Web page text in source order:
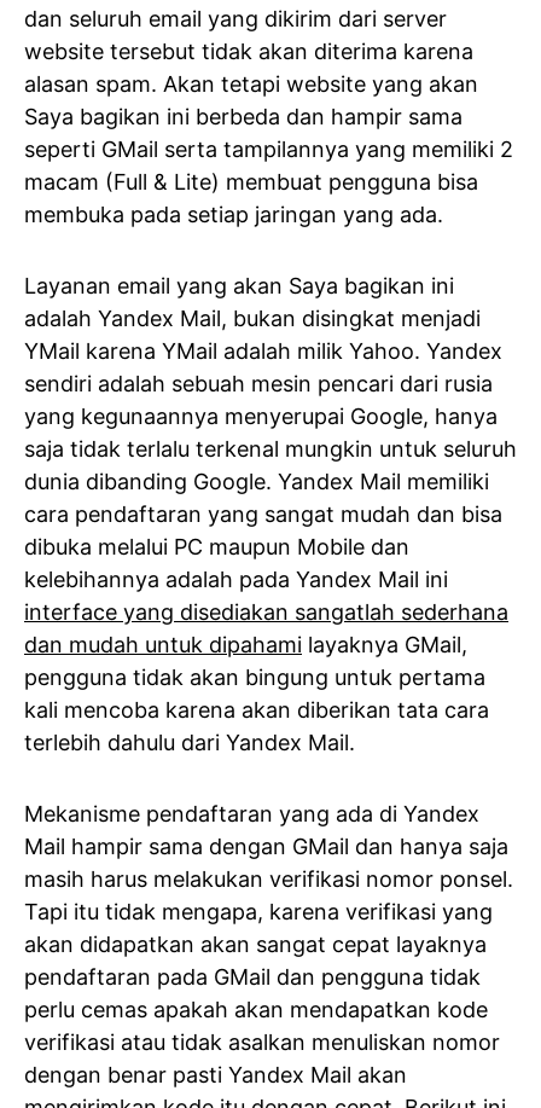
dan seluruh email yang dikirim dari server
website tersebut tidak akan diterima karena
alasan spam. Akan tetapi website yang akan
Saya bagikan ini berbeda dan hampir sama
seperti GMail serta tampilannya yang memiliki 2
macam (Full & Lite) membuat pengguna bisa
membuka pada setiap jaringan yang ada.
Layanan email yang akan Saya bagikan ini
adalah Yandex Mail, bukan disingkat menjadi
YMail karena YMail adalah milik Yahoo. Yandex
sendiri adalah sebuah mesin pencari dari rusia
yang kegunaannya menyerupai Google, hanya
saja tidak terlalu terkenal mungkin untuk seluruh
dunia dibanding Google. Yandex Mail memiliki
cara pendaftaran yang sangat mudah dan bisa
dibuka melalui PC maupun Mobile dan
kelebihannya adalah pada Yandex Mail ini
interface yang disediakan sangatlah sederhana
dan mudah untuk dipahami layaknya GMail,
pengguna tidak akan bingung untuk pertama
kali mencoba karena akan diberikan tata cara
terlebih dahulu dari Yandex Mail.
Mekanisme pendaftaran yang ada di Yandex
Mail hampir sama dengan GMail dan hanya saja
masih harus melakukan verifikasi nomor ponsel.
Tapi itu tidak mengapa, karena verifikasi yang
akan didapatkan akan sangat cepat layaknya
pendaftaran pada GMail dan pengguna tidak
perlu cemas apakah akan mendapatkan kode
verifikasi atau tidak asalkan menuliskan nomor
dengan benar pasti Yandex Mail akan